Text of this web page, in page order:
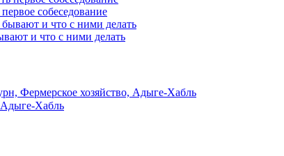
собеседование
и что с ними делать
Фермерское хозяйство, Адыге-Хабль
Хабль